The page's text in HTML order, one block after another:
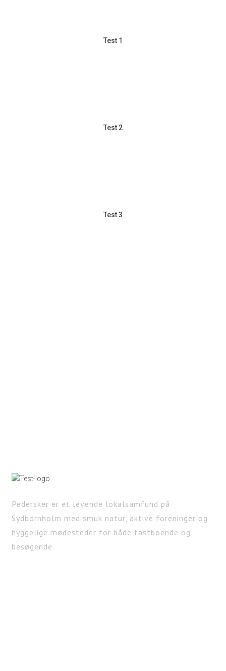
Test 1
Test 2
Test 3
Pedersker er et levende lokalsamfund på
Sydbornholm med smuk natur, aktive foreninger og
hyggelige mødesteder for både fastboende og
besøgende